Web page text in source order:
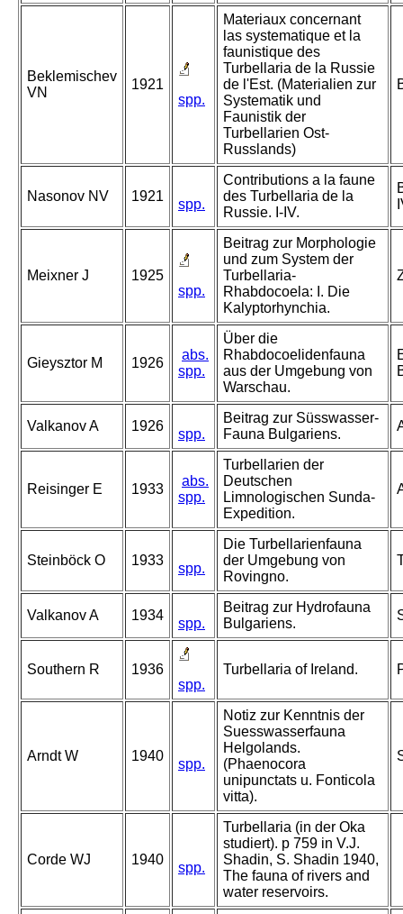
Beklemischev
VN
1921
spp.
Materiaux concernant
las systematique et la
faunistique des
Turbellaria de la Russie
de l'Est. (Materialien zur
Systematik und
Faunistik der
Turbellarien Ost-
Russlands)
Nasonov NV 1921
spp.
Contributions a la faune
des Turbellaria de la
Russie. I-IV.
Meixner J
1925
spp.
Beitrag zur Morphologie
und zum System der
Turbellaria-
Rhabdocoela: I. Die
Kalyptorhynchia.
Gieysztor M 1926
abs.
spp.
Über die
Rhabdocoelidenfauna
aus der Umgebung von
Warschau.
Valkanov A 1926
spp.
Beitrag zur Süsswasser-
Fauna Bulgariens.
Reisinger E 1933
abs.
spp.
Turbellarien der
Deutschen
Limnologischen Sunda-
Expedition.
Steinböck O 1933
spp.
Die Turbellarienfauna
der Umgebung von
Rovingno.
Valkanov A 1934
spp.
Beitrag zur Hydrofauna
Bulgariens.
Southern R
1936
spp.
Turbellaria of Ireland.
Arndt W 1940
spp.
Notiz zur Kenntnis der
Suesswasserfauna
Helgolands.
(Phaenocora
unipunctats u. Fonticola
vitta).
Corde WJ 1940
spp.
Turbellaria (in der Oka
studiert). p 759 in V.J.
Shadin, S. Shadin 1940,
The fauna of rivers and
water reservoirs.